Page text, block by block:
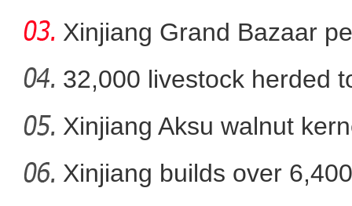
新疆喀什“足球小子”
Xinjiang Grand Bazaar
32,000 livestock herded
Xinjiang Aksu walnut
Xinjiang builds over